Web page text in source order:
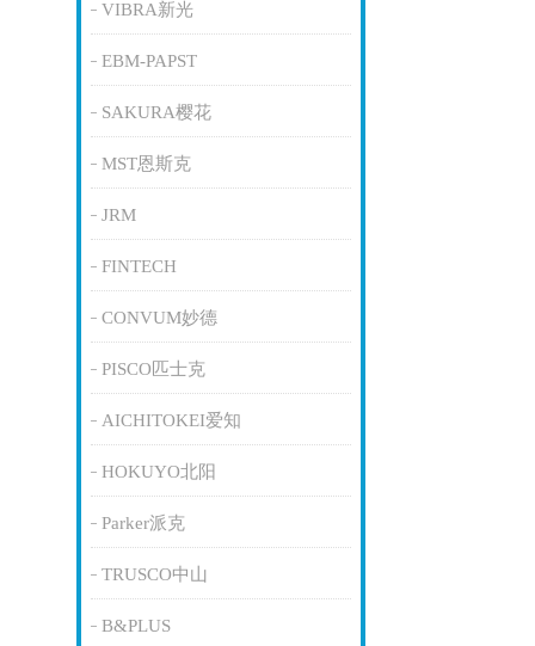
VIBRA新光
EBM-PAPST
SAKURA樱花
MST恩斯克
JRM
FINTECH
CONVUM妙德
PISCO匹士克
AICHITOKEI爱知
HOKUYO北阳
Parker派克
TRUSCO中山
B&PLUS